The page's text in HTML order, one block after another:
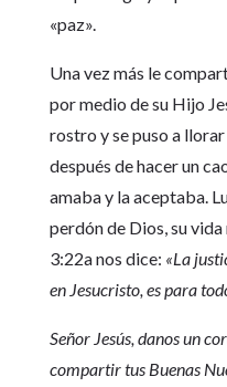
«paz».
Una vez más le
por medio de su Hijo
rostro y se puso a
después de hacer un
amaba y la aceptaba.
perdón de Dios, su
3:22a nos dice: «La
en Jesucristo, es para
Señor Jesús, danos un
compartir tus Buenas